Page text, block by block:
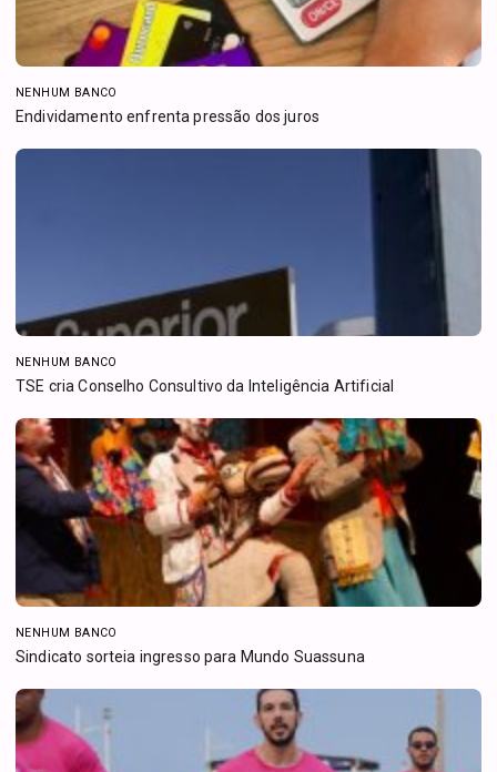
NENHUM BANCO
Endividamento enfrenta pressão dos juros
NENHUM BANCO
TSE cria Conselho Consultivo da Inteligência Artificial
NENHUM BANCO
Sindicato sorteia ingresso para Mundo Suassuna